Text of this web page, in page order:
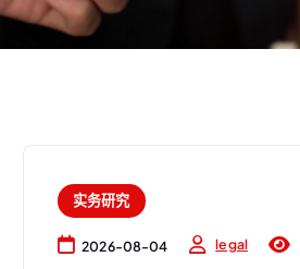
实务研究
2026-08-04 legal